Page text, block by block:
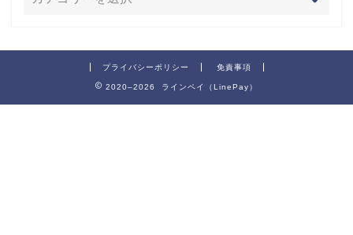
プライバシーポリシー 免責事項
2020–2026 ラインペイ（LinePay）